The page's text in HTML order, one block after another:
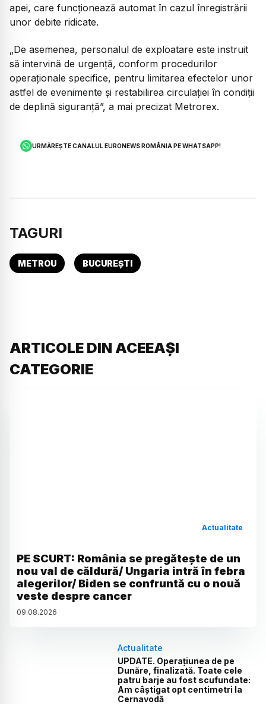
apei, care funcționează automat în cazul înregistrării
unor debite ridicate.
„De asemenea, personalul de exploatare este instruit
să intervină de urgență, conform procedurilor
operaționale specifice, pentru limitarea efectelor unor
astfel de evenimente și restabilirea circulației în condiții
de deplină siguranță”, a mai precizat Metrorex.
URMĂREȘTE CANALUL EURONEWS ROMÂNIA PE WHATSAPP!
TAGURI
METROU BUCUREȘTI
ARTICOLE DIN ACEEAȘI
CATEGORIE
Actualitate
PE SCURT: România se pregătește de un
nou val de căldură/ Ungaria intră în febra
alegerilor/ Biden se confruntă cu o nouă
veste despre cancer
09.08.2026
Actualitate
UPDATE. Operațiunea de pe
Dunăre, finalizată. Toate cele
patru barje au fost scufundate:
Am câștigat opt centimetri la
Cernavodă